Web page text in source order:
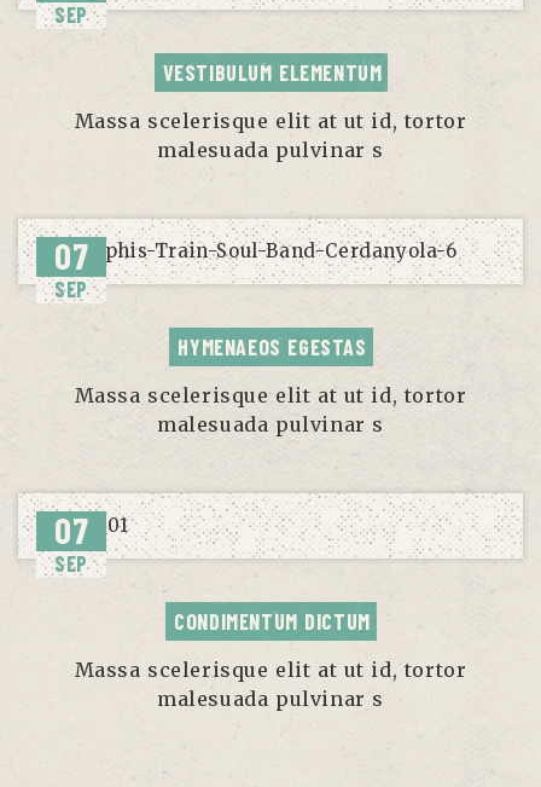
SEP
VESTIBULUM ELEMENTUM
Massa scelerisque elit at ut id, tortor
malesuada pulvinar s
07
SEP
HYMENAEOS EGESTAS
Massa scelerisque elit at ut id, tortor
malesuada pulvinar s
07
SEP
CONDIMENTUM DICTUM
Massa scelerisque elit at ut id, tortor
malesuada pulvinar s